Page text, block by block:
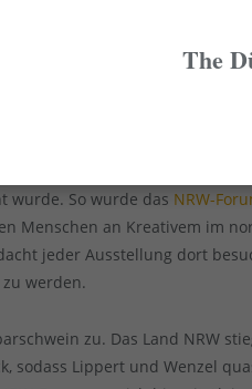
im Keller in- und
des Ehrenhofs, deshalb
dem Sparkurs der Stadt
„NRW Forum Kultur und
an den
die Rede und auch von
schaffte es, diesem
wurde. So wurde das NRW-
Menschen an Kreativem im
jeder Ausstellung dort
werden.
zu. Das Land NRW
sodass Lippert und Wenzel
The